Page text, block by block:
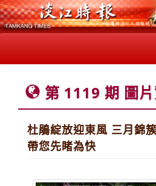
第 1119 期 圖
杜鵑綻放迎東風 三月錦
帶您先睹為快